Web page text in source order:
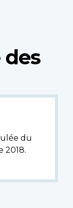
du
2018.